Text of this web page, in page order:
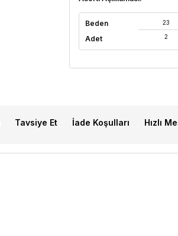
Beden
Adet
23
2
Tavsiye Et İade Koşulları Hızlı